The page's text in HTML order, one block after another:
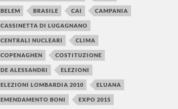
BELEM BRASILE CAI CAMPANIA
CASSINETTA DI LUGAGNANO
CENTRALI NUCLEARI CLIMA
COPENAGHEN COSTITUZIONE
DE ALESSANDRI ELEZIONI
ELEZIONI LOMBARDIA 2010 ELUANA
EMENDAMENTO BONI EXPO 2015